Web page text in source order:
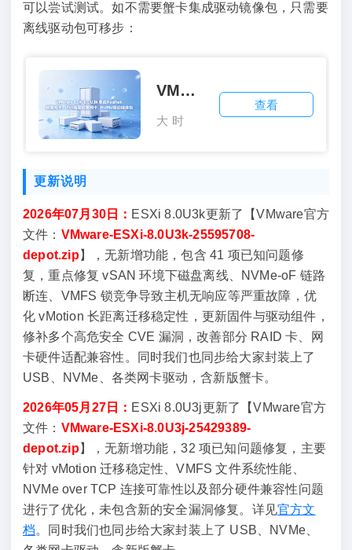
可以尝试测试。如不需要蟹卡集成驱动镜像包，只需要
离线驱动包可移步：
VMware ESXi 8.0U3k集成Realtek螃蟹网卡、USB瑞昱螃蟹网卡、NVMe驱动镜像包
大
/
942.96
MB
/
943.04
MB
时
06
查看
更新说明
2026年07月30日： ESXi 8.0U3k更新了【VMware官方
文件： VMware-ESXi-8.0U3k-25595708-
depot.zip】，无新增功能，包含 41 项已知问题修
复，重点修复 vSAN 环境下磁盘离线、NVMe‑oF 链路
断连、VMFS 锁竞争导致主机无响应等严重故障，优
化 vMotion 长距离迁移稳定性，更新固件与驱动组件，
修补多个高危安全 CVE 漏洞，改善部分 RAID 卡、网
卡硬件适配兼容性。同时我们也同步给大家封装上了
USB、NVMe、各类网卡驱动，含新版蟹卡。
2026年05月27日： ESXi 8.0U3j更新了【VMware官方
文件： VMware-ESXi-8.0U3j-25429389-
depot.zip】，无新增功能，32 项已知问题修复，主要
针对 vMotion 迁移稳定性、VMFS 文件系统性能、
NVMe over TCP 连接可靠性以及部分硬件兼容性问题
进行了优化，未包含新的安全漏洞修复。详见官方文
档。同时我们也同步给大家封装上了 USB、NVMe、